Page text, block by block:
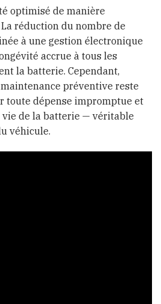
optimisé de manière
réduction du nombre de
à une gestion électronique
accrue à tous les
la batterie. Cependant,
préventive reste
toute dépense impromptue et
de la batterie — véritable
véhicule.